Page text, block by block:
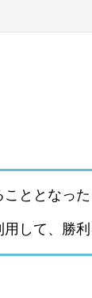
ととなっ
して、勝利